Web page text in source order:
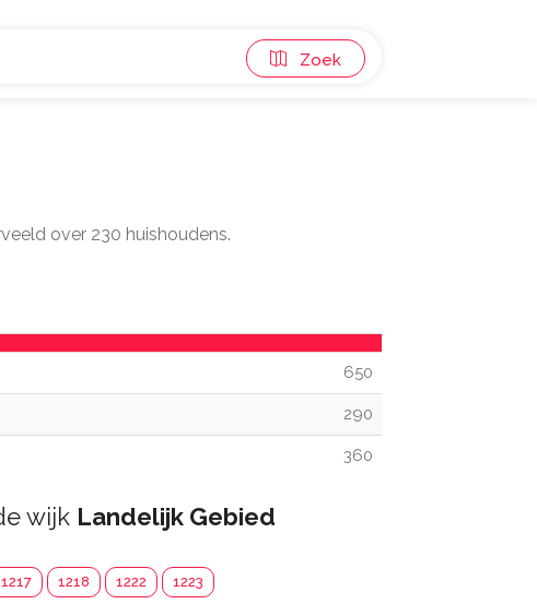
Zoek
over 230 huishoudens.
650
290
360
wijk Landelijk Gebied
1217 1218 1222 1223